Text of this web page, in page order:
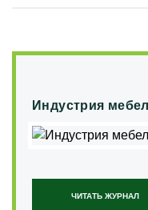
Индустрия
ЧИТАТЬ ЖУРНАЛ